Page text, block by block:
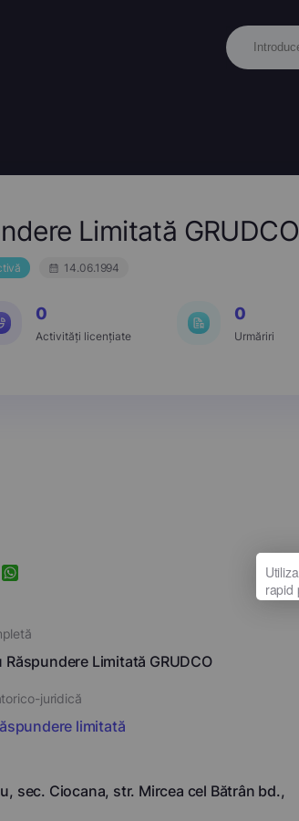
Limitată GRUDCO
14.06.1994
0
Activități licențiate
0
Urmăriri
WhatsApp
Răspundere Limitată GRUDCO
juridică
limitată
sec. Ciocana, str. Mircea cel Bătrân bd.,